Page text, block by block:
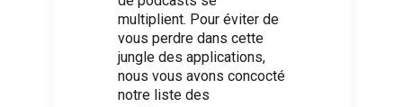
multiplient. Pour éviter de
vous perdre dans cette
jungle des applications,
nous vous avons concocté
notre liste des